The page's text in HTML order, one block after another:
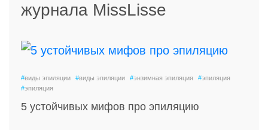
журнала MissLisse
#виды эпиляции #виды эпиляции #энзимная эпиляция #эпиляция
#эпиляция
5 устойчивых мифов про эпиляцию